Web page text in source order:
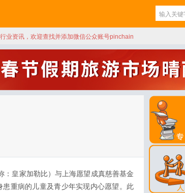
业资讯，欢迎查找并添加微信公众账号pinchain
：皇家加勒比）与上海愿望成真慈善基金
重病的儿童及青少年实现内心愿望。此